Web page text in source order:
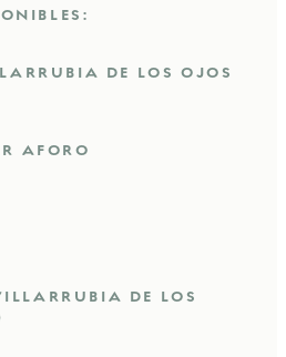
DE LOS OJOS
AFORO
DE LOS